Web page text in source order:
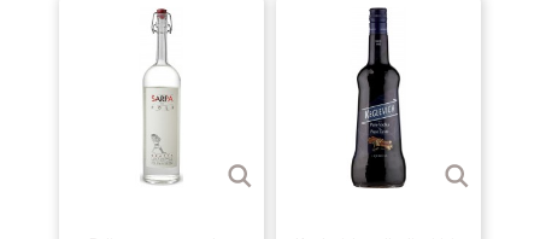
Fatto ordine venerdì…
Fatto ordine venerdì pomeriggio...articoli consegnati martedì come da
loro confermato Non posso che essere soddisfatta
29/01/2023
—Parisi N.